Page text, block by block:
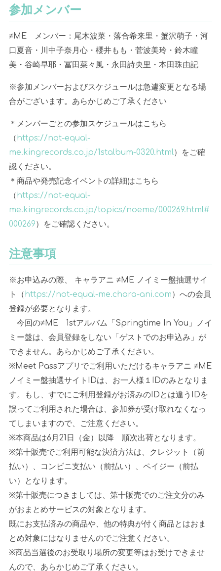
参加メンバー
≠ME メンバー：尾木波菜・落合希来里・蟹沢萌子・河
口夏音・川中子奈月心・櫻井もも・菅波美玲・鈴木瞳
美・谷崎早耶・冨田菜々風・永田詩央里・本田珠由記
※参加メンバーおよびスケジュールは急遽変更となる場
合がございます。あらかじめご了承ください
＊メンバーごとの参加スケジュールはこちら
（https://not-equal-
me.kingrecords.co.jp/1stalbum-0320.html）をご確
認ください。
＊商品や発売記念イベントの詳細はこちら
（https://not-equal-
me.kingrecords.co.jp/topics/noeme/000269.html#
000269）をご確認ください。
注意事項
※お申込みの際、 キャラアニ ≠ME ノイミー盤抽選サイ
ト（https://not-equal-me.chara-ani.com）への会員
登録が必要となります。
今回の≠ME 1stアルバム「 Springtime In You 」ノイ
ミー盤は、会員登録をしない「ゲストでのお申込み」が
できません。あらかじめご了承ください。
※Meet Passアプリでご利用いただけるキャラアニ ≠ME
ノイミー盤抽選サイト
IDは、お一人様１ IDのみとなりま
す。もし、すでにご利用登録がお済みのIDとは違う IDを
誤ってご利用された場合は、参加券が受け取れなくなっ
てしまいますので、ご注意ください。
※本商品は6 月 21 日（金）以降 順次出荷となります。
※第十販売でご利用可能な決済方法は、クレジット（前
払い）、コンビニ支払い（前払い）、ペイジー（前払
い）となります。
※第十販売につきましては、第十販売でのご注文分のみ
がおまとめサービスの対象となります。
既にお支払済みの商品や、他の特典が付く商品とはおま
とめ対象にはなりませんのでご注意ください。
※商品当選後のお受取り場所の変更等はお受けできませ
んので、あらかじめご了承ください。